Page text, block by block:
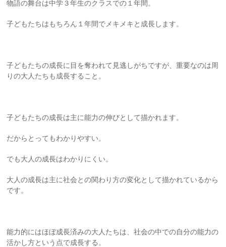
物語の舞台は中学３年生のクラスでの１年間。
子どもたちはもちろん１年間でメキメキと成長します。
子どもたちの成長に目を奪われて見逃しがちですが、重要なのは周
りの大人たちも成長すること。
子どもたちの成長は主に能力の伸びとして描かれます。
だからとってもわかりやすい。
でも大人の成長はわかりにくい。
大人の成長は主に社会との関わり方の変化として描かれているから
です。
能力的にはほぼ成長済みの大人たちは、社会の中での自分の能力の
活かし方という点で成長する。